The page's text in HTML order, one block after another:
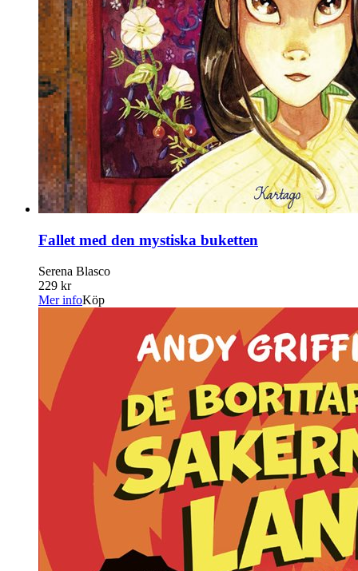
Fallet med den mystiska buketten
Serena Blasco
229 kr
Mer infoKöp